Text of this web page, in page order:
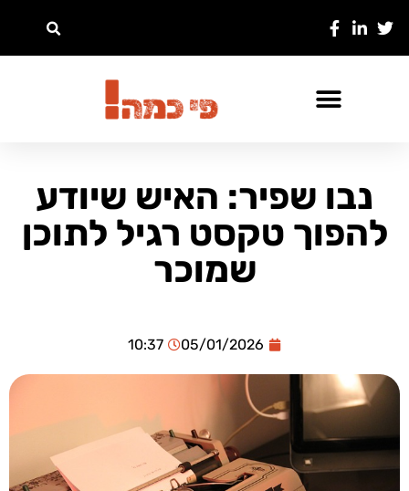
נבו שפיר: האיש שיודע
להפוך טקסט רגיל לתוכן
שמוכר
05/01/2026
10:37